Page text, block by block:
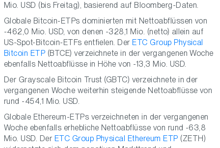
Mio. USD (bis Freitag), basierend auf Bloomberg-Daten.
Globale Bitcoin-ETPs dominierten mit Nettoabflüssen von
-462,0 Mio. USD, von denen -328,1 Mio. (netto) allein auf
US-Spot-Bitcoin-ETFs entfielen. Der ETC Group Physical
Bitcoin ETP (BTCE) verzeichnete in der vergangenen Woche
ebenfalls Nettoabflüsse in Höhe von -13,3 Mio. USD.
Der Grayscale Bitcoin Trust (GBTC) verzeichnete in der
vergangenen Woche weiterhin steigende Nettoabflüsse von
rund -454,1 Mio. USD.
Globale Ethereum-ETPs verzeichneten in der vergangenen
Woche ebenfalls erhebliche Nettoabflüsse von rund -63,8
Mio. USD. Der ETC Group Physical Ethereum ETP (ZETH)